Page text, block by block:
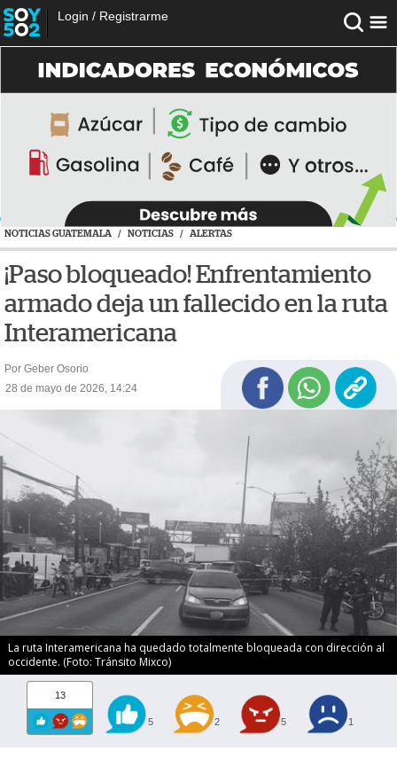
Login / Registrarme
NOTICIAS GUATEMALA / NOTICIAS / ALERTAS
¡Paso bloqueado! Enfrentamiento
armado deja un fallecido en la ruta
Interamericana
Por Geber Osorio
28 de mayo de 2026, 14:24
La ruta Interamericana ha quedado totalmente bloqueada con dirección al
occidente. (Foto: Tránsito Mixco)
13
5 2 5 1